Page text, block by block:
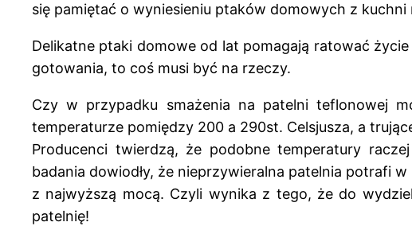
się pamiętać o wyniesieniu ptaków domowych z
Delikatne ptaki domowe od lat pomagają ratować
gotowania, to coś musi być na rzeczy.
Czy w przypadku smażenia na patelni teflonowej
temperaturze pomiędzy 200 a 290st. Celsjusza, a
Producenci twierdzą, że podobne temperatury
badania dowiodły, że nieprzywieralna patelnia potrafi
z najwyższą mocą. Czyli wynika z tego, że do
patelnię!